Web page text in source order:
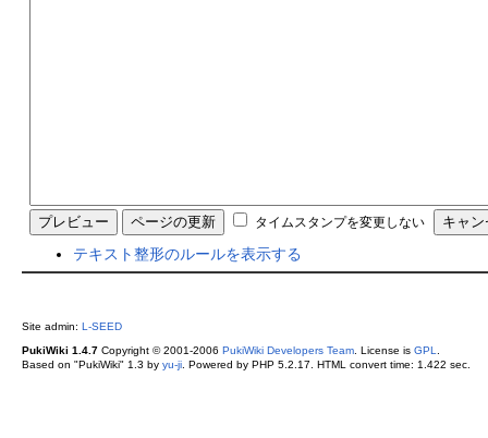
タイムスタンプを変更しない
テキスト整形のルールを表示する
Site admin: L-SEED
PukiWiki 1.4.7Copyright © 2001-2006 PukiWiki Developers Team. License is GPL
Based on "PukiWiki" 1.3 by yu-ji. Powered by PHP 5.2.17. HTML convert time: 1.422 sec.